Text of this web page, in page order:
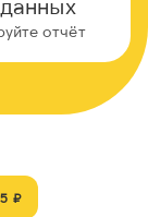
отчёт
5 ₽